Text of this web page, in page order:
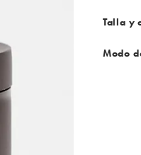
Talla y
Modo